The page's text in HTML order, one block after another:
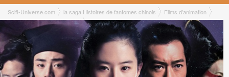
Scifi-Universe.com la saga Histoires de fantomes chinois
Films d'animation
Histoires de fantômes chinois